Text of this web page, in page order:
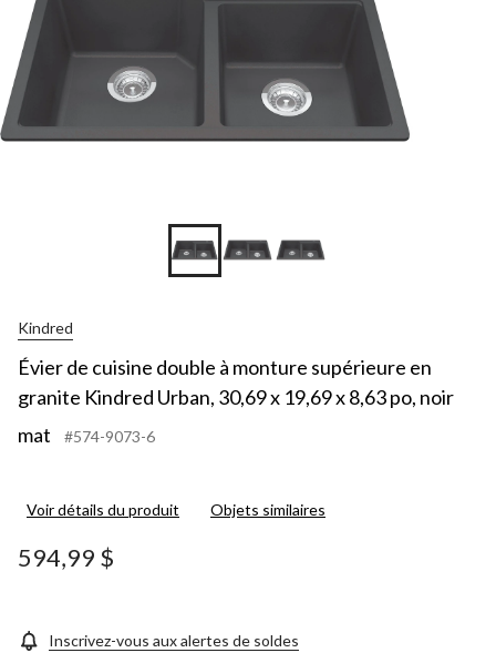
Kindred
Évier de cuisine double à monture supérieure en
granite Kindred Urban, 30,69 x 19,69 x 8,63 po, noir
mat
#574-9073-6
Voir détails du produit Objets similaires
594,99 $
Inscrivez-vous aux alertes de soldes